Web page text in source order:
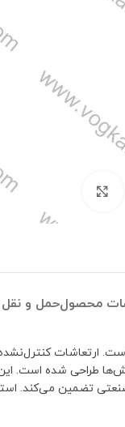
برای بزرگنمایی
محصولحمل و
ارتعاشات
طراحی شده است.
تضمین می‌کند.